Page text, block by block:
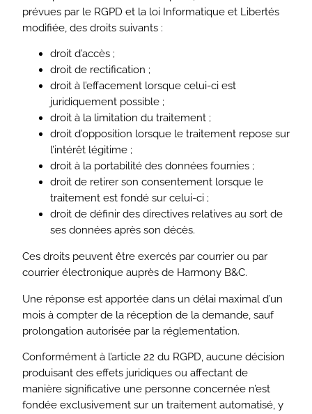
prévues par le RGPD et la loi Informatique et Libertés
modifiée, des droits suivants :
droit d’accès ;
droit de rectification ;
droit à l’effacement lorsque celui-ci est
juridiquement possible ;
droit à la limitation du traitement ;
droit d’opposition lorsque le traitement repose sur
l’intérêt légitime ;
droit à la portabilité des données fournies ;
droit de retirer son consentement lorsque le
traitement est fondé sur celui-ci ;
droit de définir des directives relatives au sort de
ses données après son décès.
Ces droits peuvent être exercés par courrier ou par
courrier électronique auprès de Harmony B&C.
Une réponse est apportée dans un délai maximal d’un
mois à compter de la réception de la demande, sauf
prolongation autorisée par la réglementation.
Conformément à l’article 22 du RGPD, aucune décision
produisant des effets juridiques ou affectant de
manière significative une personne concernée n’est
fondée exclusivement sur un traitement automatisé, y